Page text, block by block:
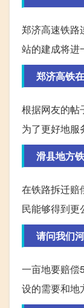
郑济高速铁路
站的建成将进
郑济高铁
根据网友的帖
为了更好地服
滑县地方
在铁路拆迁赔
民能够得到更
请问我们
一亩地要赔偿
设的需要和地